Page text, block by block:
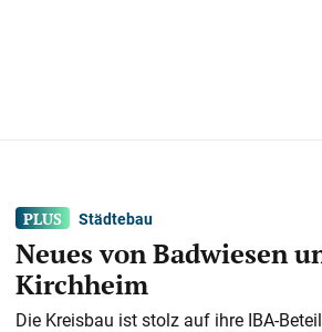
Städtebau
Neues von Badwiesen
Kirchheim
Die Kreisbau ist stolz auf ihre IBA-